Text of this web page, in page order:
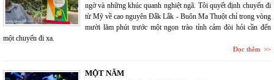
ngờ và những khúc quanh nghiệt ngã. Tôi quyết định chuyến đi
từ Mỹ về cao nguyên Đắk Lắk - Buôn Ma Thuột chỉ trong vòng
mười lăm phút trước một ngọn trào tỉnh cảm đòi hỏi cần đến
một chuyến đi xa.
Đọc thêm
MỘT NĂM